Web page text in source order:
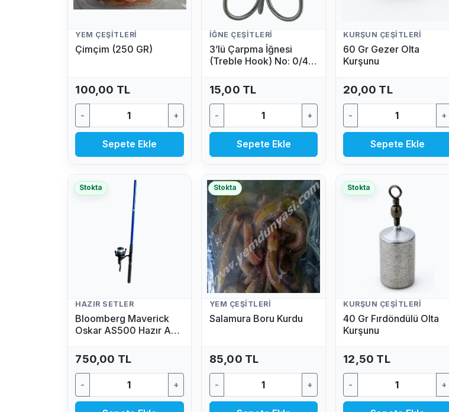
YEM ÇEŞITLERI
Çimçim (250 GR)
100,00 TL
- +
Sepete Ekle
İĞNE ÇEŞITLERI
3’lü Çarpma İğnesi
(Treble Hook) No: 0/4
15,00 TL
- +
Sepete Ekle
KURŞUN ÇEŞITLERI
60 Gr Gezer Olta
Kurşunu
20,00 TL
- +
Sepete Ekle
Stokta
HAZIR SETLER
Bloomberg Maverick
Oskar AS500 Hazır Av
GR)
750,00 TL
- +
Stokta
YEM ÇEŞITLERI
Salamura Boru Kurdu
85,00 TL
- +
Stokta
KURŞUN ÇEŞITLERI
40 Gr Fırdöndülü Olta
Kurşunu
12,50 TL
- +